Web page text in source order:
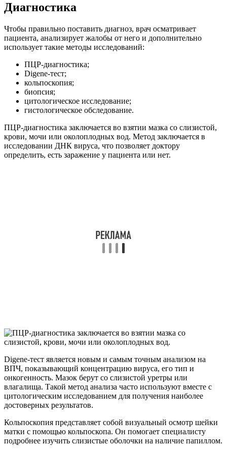
Диагностика
Чтобы правильно поставить диагноз, врач осматривает
пациента, анализирует жалобы от него и дополнительно
использует такие методы исследований:
ПЦР-диагностика;
Digene-тест;
кольпоскопия;
биопсия;
цитологическое исследование;
гистологическое обследование.
ПЦР-диагностика заключается во взятии мазка со слизистой,
крови, мочи или околоплодных вод. Метод заключается в
исследовании ДНК вируса, что позволяет доктору
определить, есть заражение у пациента или нет.
Digene-тест является новым и самым точным анализом на
ВПЧ, показывающий концентрацию вируса, его тип и
онкогенность. Мазок берут со слизистой уретры или
влагалища. Такой метод анализа часто используют вместе с
цитологическим исследованием для получения наиболее
достоверных результатов.
Кольпоскопия представляет собой визуальный осмотр шейки
матки с помощью кольпоскопа. Он помогает специалисту
подробнее изучить слизистые оболочки на наличие папиллом.